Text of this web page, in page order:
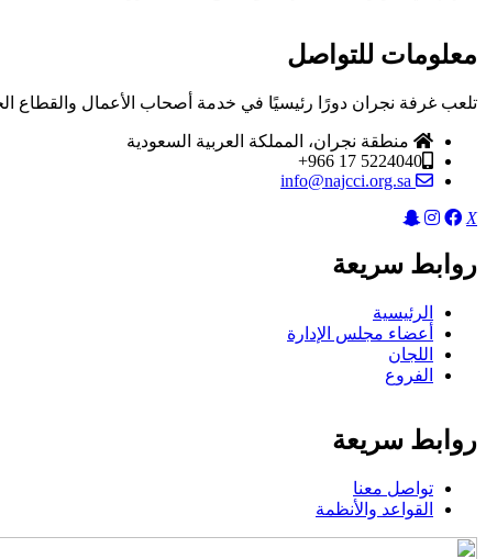
معلومات للتواصل
تلعب غرفة نجران دورًا رئيسيًا في خدمة أصحاب الأعمال والقطاع
منطقة نجران، المملكة العربية السعودية
5224040 17 966+
X
روابط سريعة
الرئيسية
أعضاء مجلس الإدارة
اللجان
الفروع
روابط سريعة
تواصل معنا
القواعد والأنظمة